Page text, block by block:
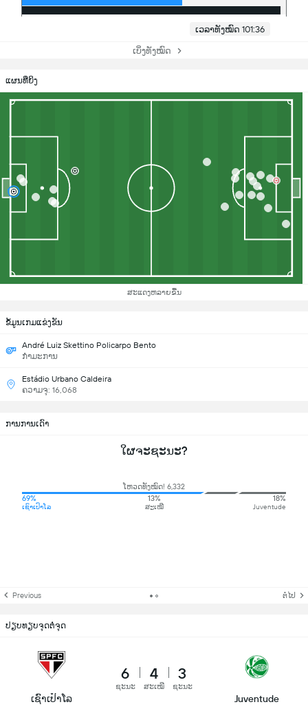
ເວລາທັງໝົດ 101:36
ເບິ່ງທັງໝົດ
ແຜນທີ່ຍິງ
ສະແດງຫລາຍຂື້ນ
ຂ້ໍມູນເກມແຂ່ງຂັນ
André Luiz Skettino Policarpo Bento
ກຳມະການ
Estádio Urbano Caldeira
ຄວາມຈຸ: 16,068
ການການເດົາ
ໃຜຈະຊະນະ?
ໂຫວດທັງໝົດ! 6,332
69%
ເຊົາເປົາໂລ
13%
ສະເໝີ
18%
Juventude
Previous ຕໍ່ໄປ
ປຽບທຽບຈຸດຕໍ່ຈຸດ
ເຊົາເປົາໂລ
6
ຊະນະ
4
ສະເໝີ
3
ຊະນະ
Juventude